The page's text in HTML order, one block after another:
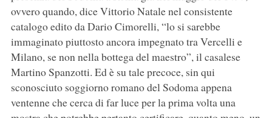
ovvero quando, dice Vittorio Natale nel consistente
catalogo edito da Dario Cimorelli, “lo si sarebbe
immaginato piuttosto ancora impegnato tra Vercelli e
Milano, se non nella bottega del maestro”, il casalese
Martino Spanzotti. Ed è su tale precoce, sin qui
sconosciuto soggiorno romano del Sodoma appena
ventenne che cerca di far luce per la prima volta una